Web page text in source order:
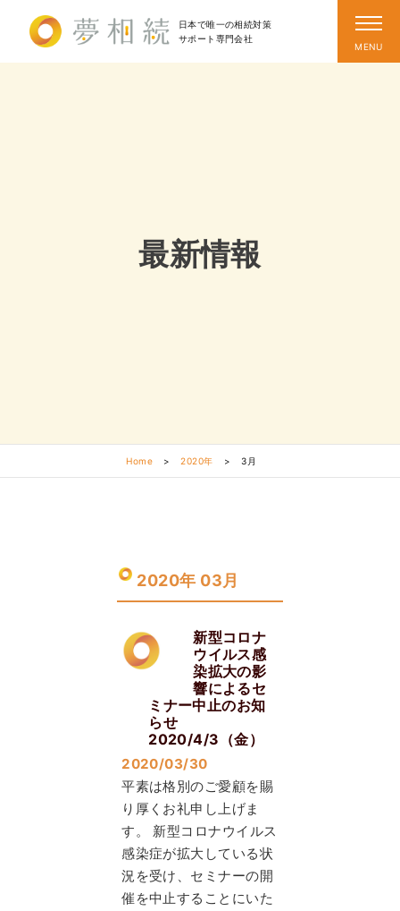
日本で唯一の相続対策
サポート 専門会社
最新情報
Home > 2020年 > 3月
2020年 03月
新型コロナ
ウイルス感
染拡大の影
響によるセ
ミナー中止のお知
らせ
2020/4/3（金）
2020/03/30
平素は格別のご愛顧を賜
り厚くお礼申し上げま
す。 新型コロナウイルス
感染症が拡大している状
況を受け、セミナーの開
催を中止することにいた